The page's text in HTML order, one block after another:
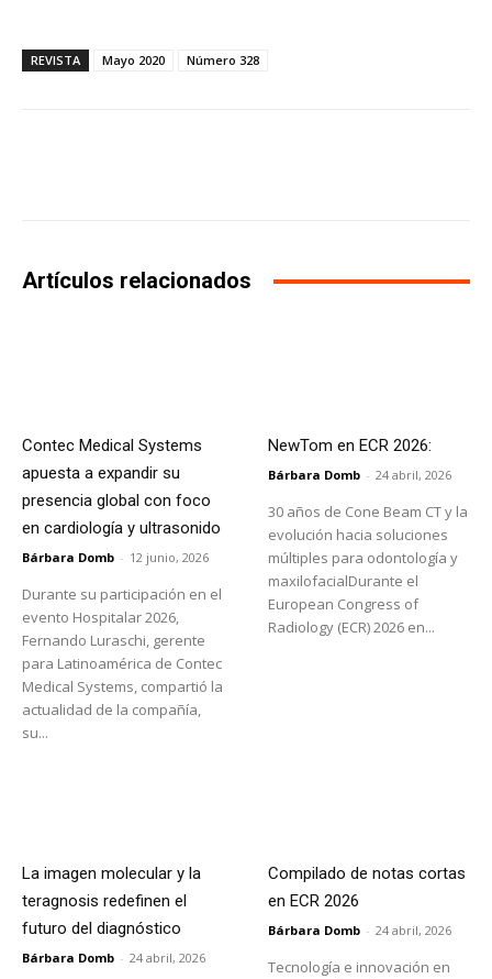
REVISTA Mayo 2020 Número 328
Artículos relacionados
Contec Medical Systems
apuesta a expandir su
presencia global con foco
en cardiología y ultrasonido
Bárbara Domb - 12 junio, 2026
Durante su participación en el
evento Hospitalar 2026,
Fernando Luraschi, gerente
para Latinoamérica de Contec
Medical Systems, compartió la
actualidad de la compañía,
su...
NewTom en ECR 2026:
Bárbara Domb - 24 abril, 2026
30 años de Cone Beam CT y la
evolución hacia soluciones
múltiples para odontología y
maxilofacialDurante el
European Congress of
Radiology (ECR) 2026 en...
La imagen molecular y la
teragnosis redefinen el
futuro del diagnóstico
Bárbara Domb - 24 abril, 2026
Compilado de notas cortas
en ECR 2026
Bárbara Domb - 24 abril, 2026
Tecnología e innovación en